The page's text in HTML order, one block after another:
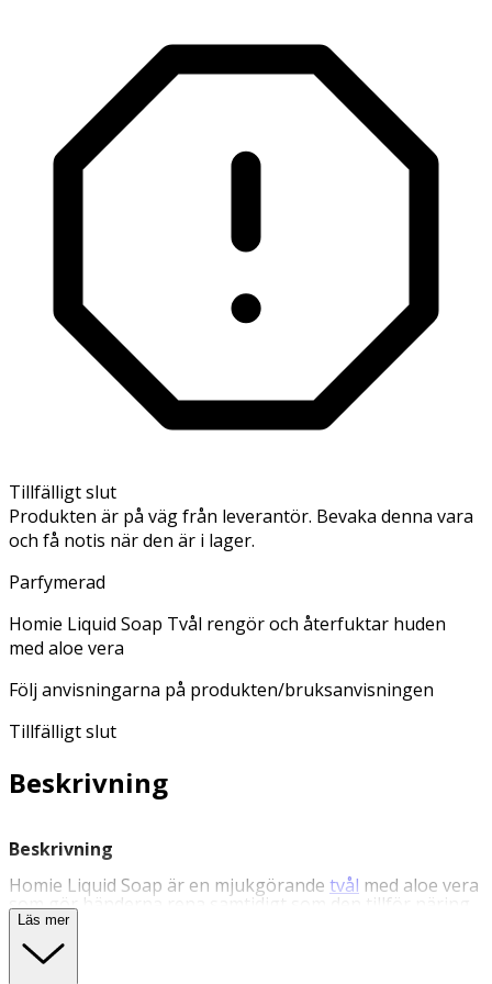
Tillfälligt slut
Produkten är på väg från leverantör. Bevaka denna vara
och få notis när den är i lager.
Parfymerad
Homie Liquid Soap Tvål rengör och återfuktar huden
med aloe vera
Följ anvisningarna på produkten/bruksanvisningen
Tillfälligt slut
Beskrivning
Beskrivning
Homie Liquid Soap är en mjukgörande tvål med aloe vera
som gör händerna rena samtidigt som den tillför näring
till huden. Tvålen innehåller 30% aloe vera som hjälper till
att skydda och återfukta huden. Tvålen har en doft av
apelsinblom, kokos & vanilj. Följ anvisningarna på
produkten/bruksanvisningen.
Läs mer